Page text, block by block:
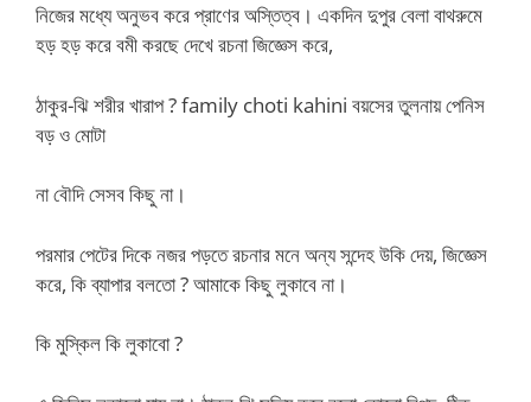
নিজের মধ্যে অনুভব করে প্রাণের অস্তিত্ব। একদিন দুপুর বেলা বাথরুমে
হড় হড় করে বমী করছে দেখে রচনা জিজ্ঞেস করে,
ঠাকুর-ঝি শরীর খারাপ ? family choti kahini বয়সের তুলনায় পেনিস
বড় ও মোটা
না বৌদি সেসব কিছু না।
পরমার পেটের দিকে নজর পড়তে রচনার মনে অন্য সন্দেহ উকি দেয়, জিজ্ঞেস
করে, কি ব্যাপার বলতো ? আমাকে কিছু লুকাবে না।
কি মুস্কিল কি লুকাবো ?